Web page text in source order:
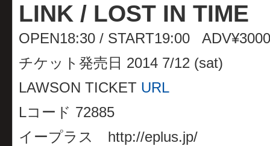
LINK / LOST IN TIME
OPEN18:30 / START19:00
チケット発売日 2014 7/12 (sat)
LAWSON TICKET URL
Lコード 72885
イープラス http://eplus.jp/